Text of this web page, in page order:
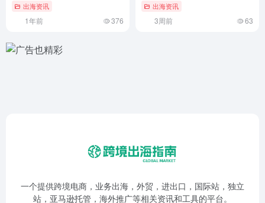
出海资讯
1年前 376
出海资讯
3周前 63
一个提供跨境电商，业务出海，外贸，进出口，国际站，独立
站，亚马逊托管，海外推广等相关资讯和工具的平台。